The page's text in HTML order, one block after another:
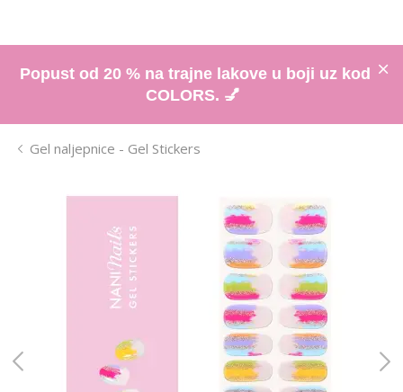
Popust od 20 % na trajne lakove u boji uz kod
COLORS. 💅
Gel naljepnice - Gel Stickers